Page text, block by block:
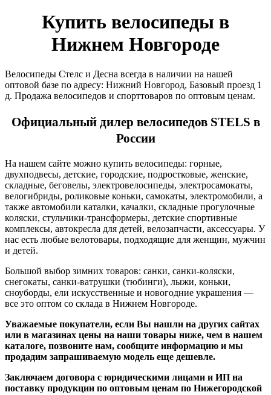
Купить велосипеды в
Нижнем Новгороде
Велосипеды Стелс и Десна всегда в наличии на нашей
оптовой базе по адресу: Нижний Новгород, Базовый проезд 1
д. Продажа велосипедов и спорттоваров по оптовым ценам.
Официальный дилер велосипедов STELS в
России
На нашем сайте можно купить велосипеды: горные,
двухподвесы, детские, городские, подростковые, женские,
складные, беговелы, электровелосипеды, электросамокаты,
велогибриды, роликовые коньки, самокаты, электромобили, а
также автомобили каталки, качалки, складные прогулочные
коляски, стульчики-трансформеры, детские спортивные
комплексы, автокресла для детей, велозапчасти, аксессуары. У
нас есть любые велотовары, подходящие для женщин, мужчин
и детей.
Большой выбор зимних товаров: санки, санки-коляски,
снегокаты, санки-ватрушки (тюбинги), лыжи, коньки,
сноуборды, ели искусственные и новогодние украшения —
все это оптом со склада в Нижнем Новгороде.
Уважаемые покупатели, если Вы нашли на других сайтах
или в магазинах цены на наши товары ниже, чем в нашем
каталоге, позвоните нам, сообщите информацию и мы
продадим запрашиваемую модель еще дешевле.
Заключаем договора с юридическими лицами и ИП на
поставку продукции по оптовым ценам по Нижегородской